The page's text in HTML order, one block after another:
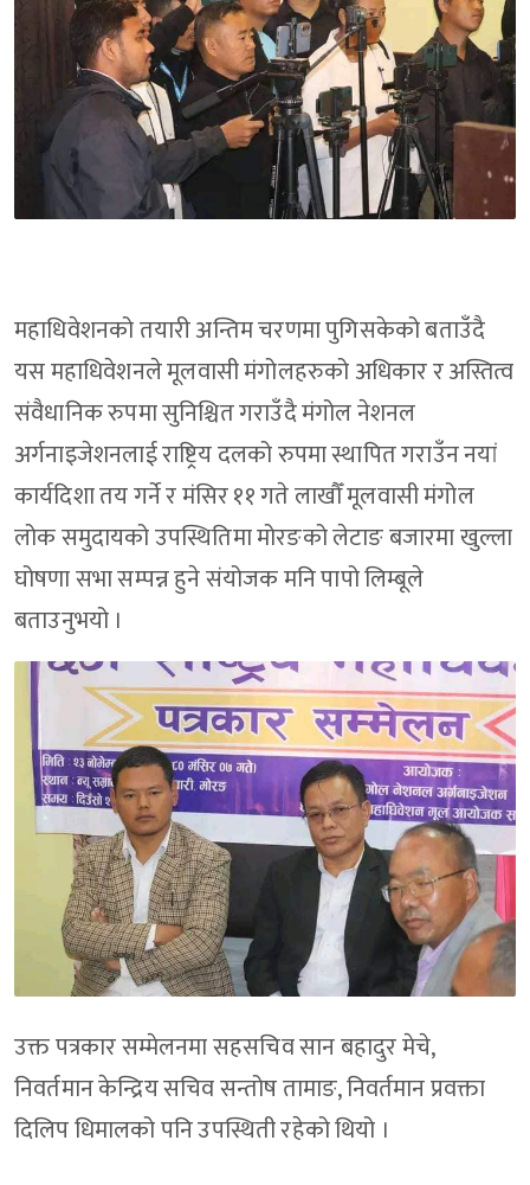
महाधिवेशनको तयारी अन्तिम चरणमा पुगिसकेको बताउँदै
यस महाधिवेशनले मूलवासी मंगोलहरुको अधिकार र अस्तित्व
संवैधानिक रुपमा सुनिश्चित गराउँदै मंगोल नेशनल
अर्गनाइजेशनलाई राष्ट्रिय दलको रुपमा स्थापित गराउँन नयां
कार्यदिशा तय गर्ने र मंसिर ११ गते लाखौँ मूलवासी मंगोल
लोक समुदायको उपस्थितिमा मोरङको लेटाङ बजारमा खुल्ला
घोषणा सभा सम्पन्न हुने संयोजक मनि पापो लिम्बूले
बताउनुभयो ।
उक्त पत्रकार सम्मेलनमा सहसचिव सान बहादुर मेचे,
निवर्तमान केन्द्रिय सचिव सन्तोष तामाङ, निवर्तमान प्रवक्ता
दिलिप धिमालको पनि उपस्थिती रहेको थियो ।